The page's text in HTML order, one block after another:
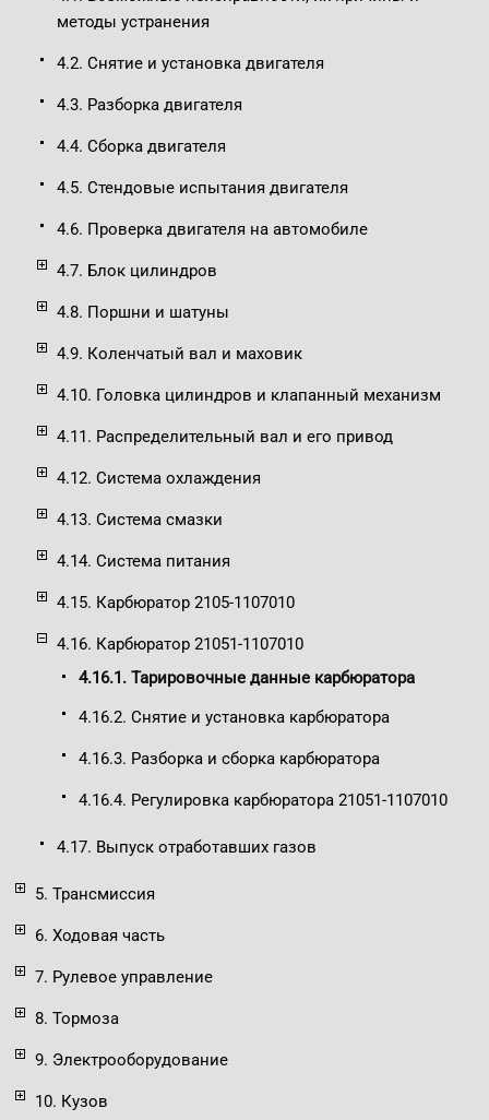
методы устранения
4.2. Снятие и установка двигателя
4.3. Разборка двигателя
4.4. Сборка двигателя
4.5. Стендовые испытания двигателя
4.6. Проверка двигателя на автомобиле
4.7. Блок цилиндров
4.8. Поршни и шатуны
4.9. Коленчатый вал и маховик
4.10. Головка цилиндров и клапанный механизм
4.11. Распределительный вал и его привод
4.12. Система охлаждения
4.13. Система смазки
4.14. Система питания
4.15. Карбюратор 2105-1107010
4.16. Карбюратор 21051-1107010
4.16.1. Тарировочные данные карбюратора
4.16.2. Снятие и установка карбюратора
4.16.3. Разборка и сборка карбюратора
4.16.4. Регулировка карбюратора 21051-1107010
4.17. Выпуск отработавших газов
5. Трансмиссия
6. Ходовая часть
7. Рулевое управление
8. Тормоза
9. Электрооборудование
10. Кузов